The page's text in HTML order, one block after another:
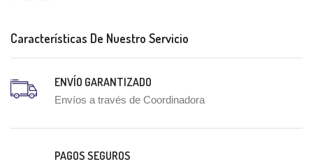
Características De Nuestro Servicio
ENVÍO GARANTIZADO
Envíos a través de Coordinadora
PAGOS SEGUROS